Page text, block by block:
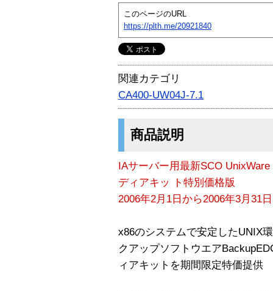
このページのURL
https://plth.me/20921840
関連カテゴリ
CA400-UW04J-7.1
商品説明
IAサーバー用最新SCO
ディアキッ ト特別価格版
2006年2月1日から2006年3月31
x86のシステムで安定したUNIX
クアップソフトウエア
ィアキットを期間限定特価提供